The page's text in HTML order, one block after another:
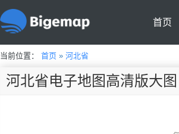
首页
当前位置： 首页» 河北省
河北省电子地图高清版大图